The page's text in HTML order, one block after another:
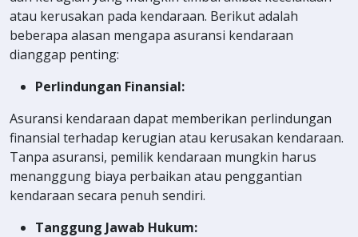
atau kerusakan pada kendaraan. Berikut adalah
beberapa alasan mengapa asuransi kendaraan
dianggap penting:
Perlindungan Finansial:
Asuransi kendaraan dapat memberikan perlindungan
finansial terhadap kerugian atau kerusakan kendaraan.
Tanpa asuransi, pemilik kendaraan mungkin harus
menanggung biaya perbaikan atau penggantian
kendaraan secara penuh sendiri.
Tanggung Jawab Hukum: